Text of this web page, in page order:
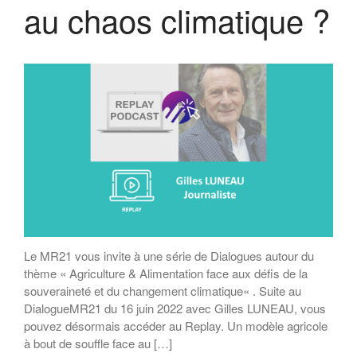
au chaos climatique ?
Le MR21 vous invite à une série de Dialogues autour du
thème « Agriculture & Alimentation face aux défis de la
souveraineté et du changement climatique« . Suite au
DialogueMR21 du 16 juin 2022 avec Gilles LUNEAU, vous
pouvez désormais accéder au Replay. Un modèle agricole
à bout de souffle face au […]